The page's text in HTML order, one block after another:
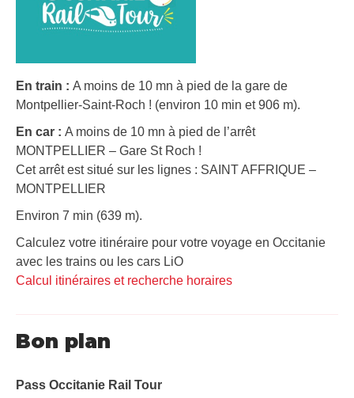
En train : A moins de 10 mn à pied de la gare de
Montpellier-Saint-Roch ! (environ 10 min et 906 m).
En car : A moins de 10 mn à pied de l’arrêt
MONTPELLIER – Gare St Roch !
Cet arrêt est situé sur les lignes : SAINT AFFRIQUE –
MONTPELLIER
Environ 7 min (639 m).
Calculez votre itinéraire pour votre voyage en Occitanie
avec les trains ou les cars LiO
Calcul itinéraires et recherche horaires
Bon plan
Pass Occitanie Rail Tour​